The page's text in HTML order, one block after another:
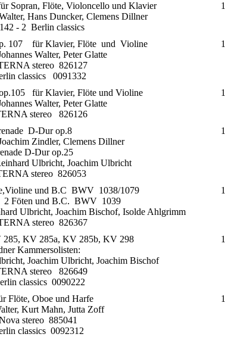
Sopran, Flöte, Violoncello und Klavier
Hans Duncker, Clemens Dillner
- 2 Berlin classics
107 für Klavier, Flöte und Violine
Walter, Peter Glatte
stereo 826127
classics 0091332
für Klavier, Flöte und Violine
Walter, Peter Glatte
stereo 826126
D-Dur op.8
Zindler, Clemens Dillner
D-Dur op.25
Ulbricht, Joachim Ulbricht
stereo 826053
und B.C BWV 1038/1079
Föten und B.C. BWV 1039
Ulbricht, Joachim Bischof, Isolde Ahlgrimm
stereo 826367
285, KV 285a, KV 285b, KV 298
Kammersolisten:
Joachim Ulbricht, Joachim Bischof
stereo 826649
classics 0090222
Flöte, Oboe und Harfe
Kurt Mahn, Jutta Zoff
stereo 885041
classics 0092312